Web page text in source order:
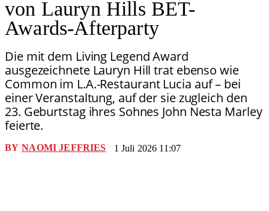
von Lauryn Hills BET-
Awards-Afterparty
Die mit dem Living Legend Award
ausgezeichnete Lauryn Hill trat ebenso wie
Common im L.A.-Restaurant Lucia auf – bei
einer Veranstaltung, auf der sie zugleich den
23. Geburtstag ihres Sohnes John Nesta Marley
feierte.
BY NAOMI JEFFRIES 1 Juli 2026 11:07